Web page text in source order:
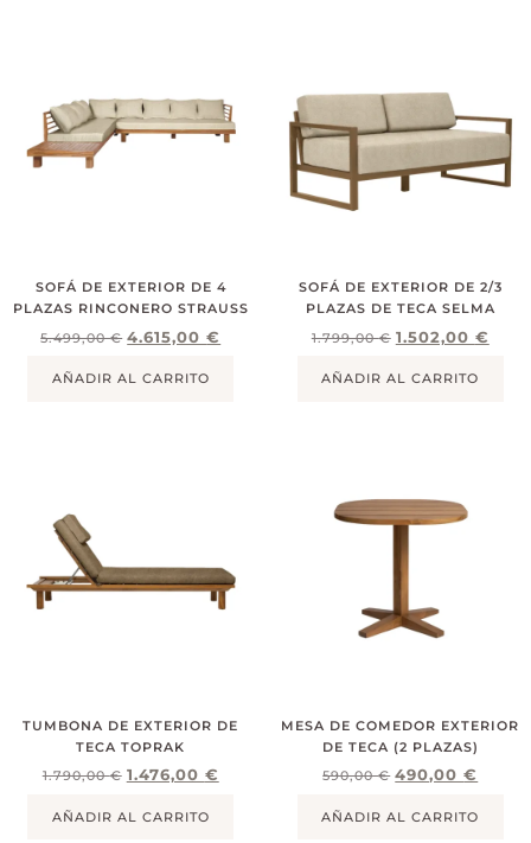
SOFÁ DE EXTERIOR DE 4
PLAZAS RINCONERO STRAUSS
5.499,00€ 4.615,00€
AÑADIR AL CARRITO
SOFÁ DE EXTERIOR DE 2/3
PLAZAS DE TECA SELMA
1.799,00€ 1.502,00 €
AÑADIR AL CARRITO
TUMBONA DE EXTERIOR DE
TECA TOPRAK
1.790,00€ 1.476,00 €
AÑADIR AL CARRITO
MESA DE COMEDOR EXTERIOR
DE TECA (2 PLAZAS)
590,00€ 490,00€
AÑADIR AL CARRITO